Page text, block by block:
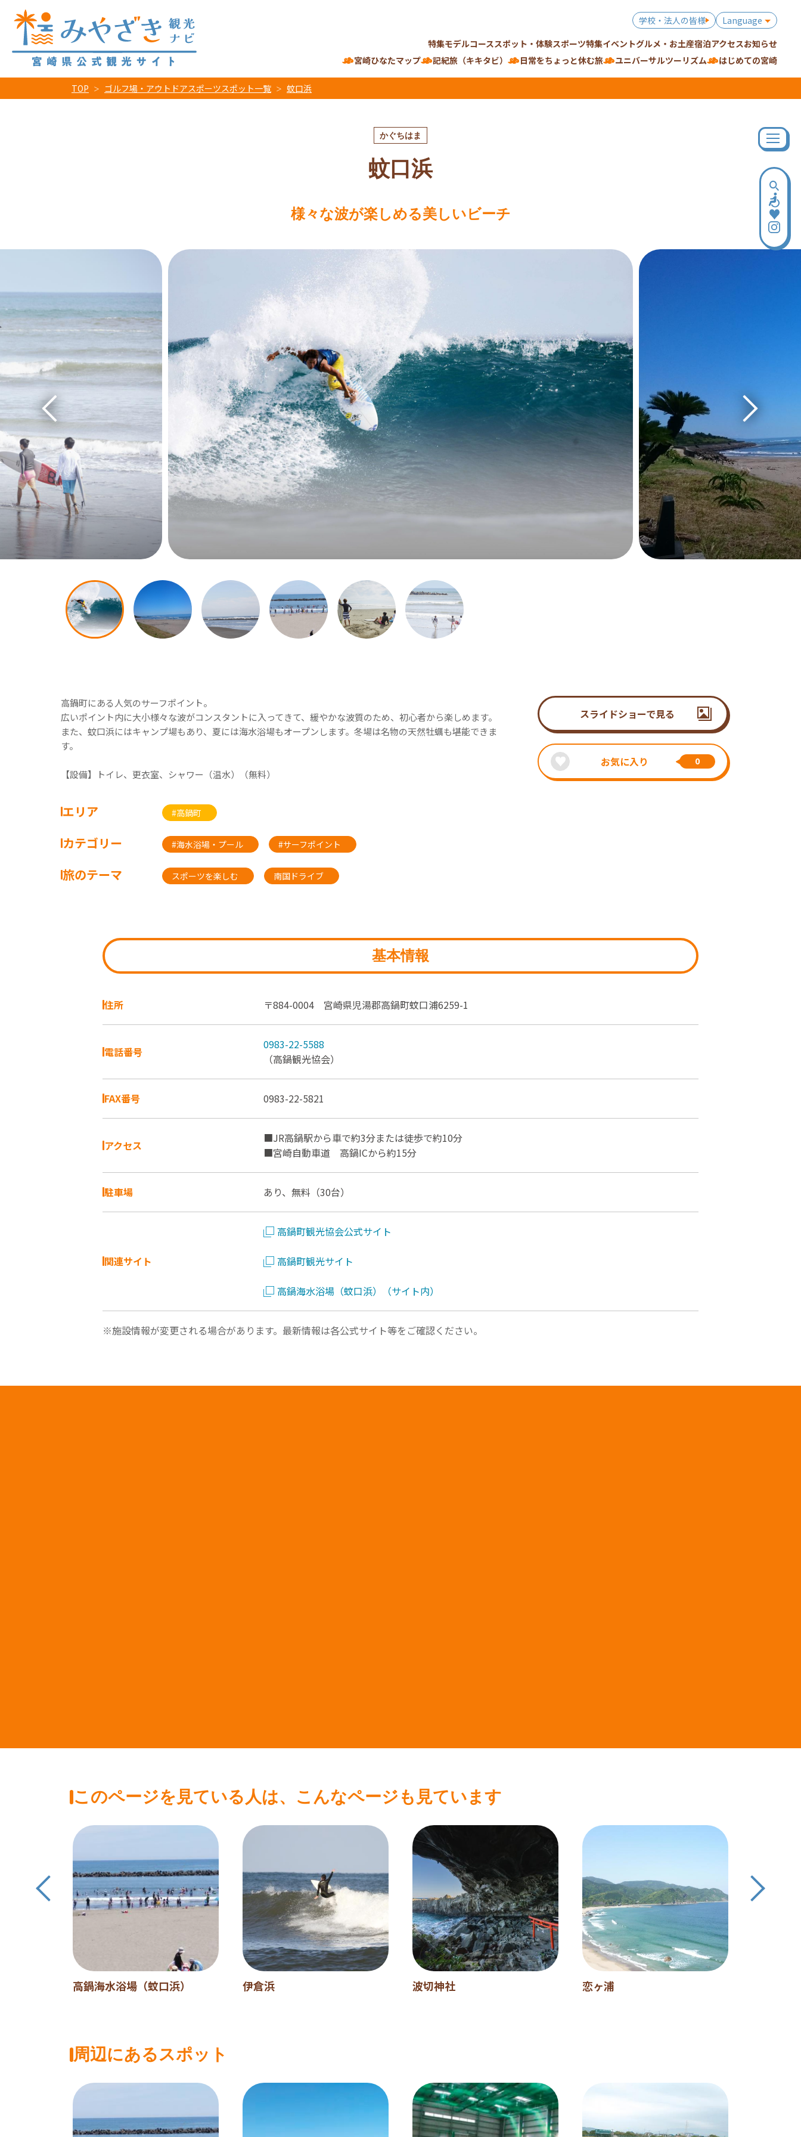
学校・法人の皆様
Language
特集モデルコーススポット・体験スポーツ特集イベントグルメ・お土産宿泊アクセスお知らせ
宮崎ひなたマップ
記紀旅（キキタビ） 日常をちょっと休む旅 ユニバーサルツーリズム はじめての宮崎
TOP ゴルフ場・アウトドアスポーツスポット一覧 蚊口浜
かぐちはま
蚊口浜
様々な波が楽しめる美しいビーチ
高鍋町にある人気のサーフポイント。
広いポイント内に大小様々な波がコンスタントに入ってきて、緩やかな波質のため、初心者から楽しめます。
また、蚊口浜にはキャンプ場もあり、夏には海水浴場もオープンします。冬場は名物の天然牡蠣も堪能できま
す。
【設備】トイレ、更衣室、シャワー（温水）（無料）
エリア #高鍋町
カテゴリー #海水浴場・プール #サーフポイント
旅のテーマ スポーツを楽しむ 南国ドライブ
スライドショーで見る
お気に入り 0
基本情報
住所 〒884-0004 宮崎県児湯郡高鍋町蚊口浦6259-1
電話番号
0983-22-5588
（高鍋観光協会）
FAX番号 0983-22-5821
アクセス
■JR高鍋駅から車で約3分または徒歩で約10分
■宮崎自動車道 高鍋ICから約15分
駐車場 あり、無料（30台）
関連サイト
高鍋町観光協会公式サイト
高鍋町観光サイト
高鍋海水浴場（蚊口浜）（サイト内）
※施設情報が変更される場合があります。最新情報は各公式サイト等をご確認ください。
このページを見ている人は、こんなページも見ています
高鍋海水浴場（蚊口浜） 伊倉浜 波切神社 恋ヶ浦
周辺にあるスポット